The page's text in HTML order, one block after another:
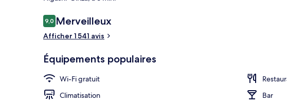
Avis
voyageurs
9,09,0 sur 10
Merveilleux
Afficher 1 541 avis
Équipements populaires
Wi-Fi gratuit
Climatisation
Bar